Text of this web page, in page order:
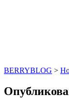
BERRYBLOG >